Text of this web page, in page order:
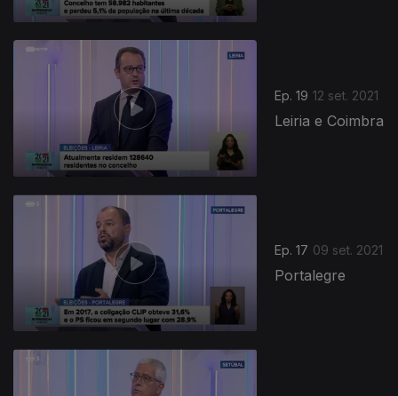
Ep. 19 12 set. 2021
Leiria e Coimbra
Ep. 17 09 set. 2021
Portalegre